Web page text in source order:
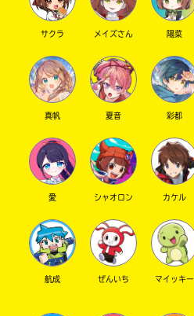
サクラ メイズさん 陽菜
真帆 夏音 彩都
愛 シャオロン カケル
航成 ぜんいち マイッキー